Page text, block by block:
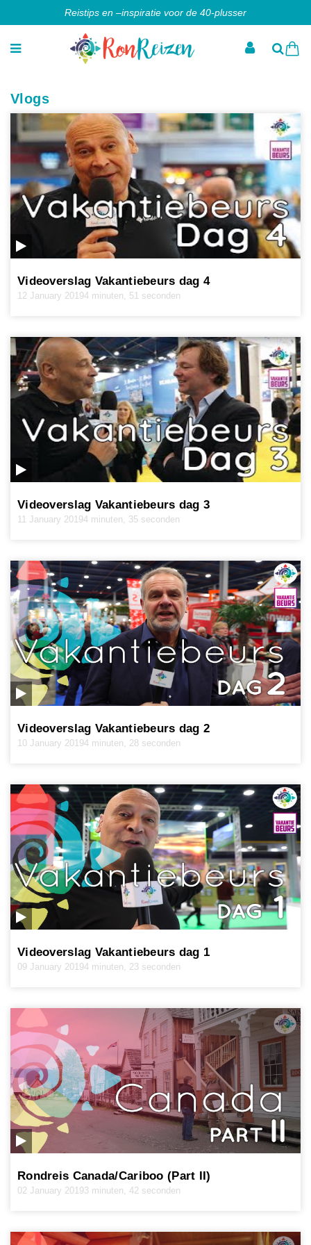
Reistips en –inspiratie voor de 40-plusser
Vlogs
Videoverslag Vakantiebeurs dag 4
12 January 20194 minuten, 51 seconden
Videoverslag Vakantiebeurs dag 3
11 January 20194 minuten, 35 seconden
Videoverslag Vakantiebeurs dag 2
10 January 20194 minuten, 28 seconden
Videoverslag Vakantiebeurs dag 1
09 January 20194 minuten, 23 seconden
Rondreis Canada/Cariboo (Part II)
02 January 20193 minuten, 42 seconden